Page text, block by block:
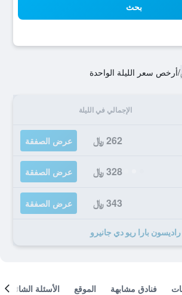
بحث
/أرخص سعر الليلة الواحدة
الإجمالي في الليلة
262 ﷼ عرض الصفقة
328 ﷼ عرض الصفقة
343 ﷼ عرض الصفقة
فنادق مشابهة الموقع الأسئلة الشائعة